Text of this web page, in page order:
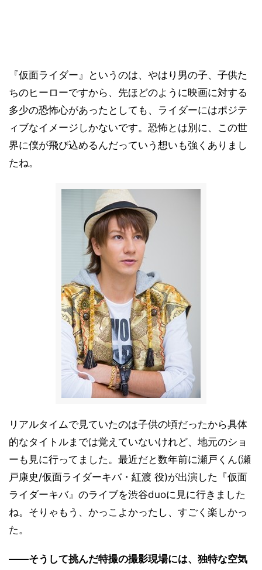
『仮面ライダー』というのは、やはり男の子、子供た
ちのヒーローですから、先ほどのように映画に対する
多少の恐怖心があったとしても、ライダーにはポジテ
ィブなイメージしかないです。恐怖とは別に、この世
界に僕が飛び込めるんだっていう想いも強くありまし
たね。
リアルタイムで見ていたのは子供の頃だったから具体
的なタイトルまでは覚えていないけれど、地元のショ
ーも見に行ってました。最近だと数年前に瀬戸くん(瀬
戸康史/仮面ライダーキバ・紅渡 役)が出演した『仮面
ライダーキバ』のライブを渋谷duoに見に行きました
ね。そりゃもう、かっこよかったし、すごく楽しかっ
た。
――そうして挑んだ特撮の撮影現場には、独特な空気